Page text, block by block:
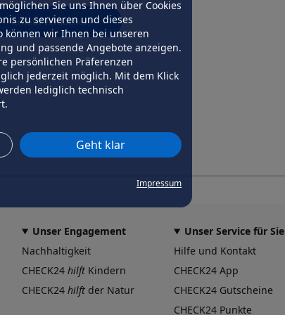
Sie uns Ihnen über Cookies
zu servieren und dieses
können wir Ihnen bei unseren
und passende Angebote anzeigen.
persönlichen Präferenzen
jederzeit möglich. Mit dem Klick
lediglich technisch
Geht klar
Impressum
erneut versuchen
Unser Engagement
Nachhaltigkeit
CHECK24 hilft Kindern
CHECK24 hilft der Natur
Unser Service für Sie
Hilfe und Kontakt
CHECK24 App
CHECK24 Gutscheine
CHECK24 Punkte